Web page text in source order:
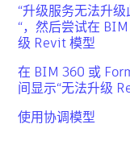
“升级服务无法升
“，然后尝试在
级 Revit 模型
在 BIM 360 或
间显示“无法升级
使用协调模型